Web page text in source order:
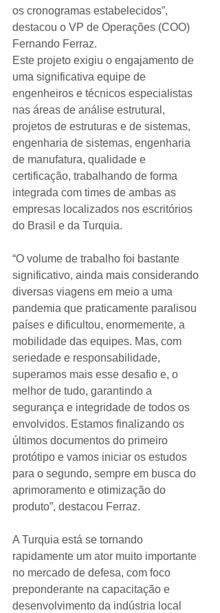
os cronogramas estabelecidos”,
destacou o VP de Operações (COO)
Fernando Ferraz.
Este projeto exigiu o engajamento de
uma significativa equipe de
engenheiros e técnicos especialistas
nas áreas de análise estrutural,
projetos de estruturas e de sistemas,
engenharia de sistemas, engenharia
de manufatura, qualidade e
certificação, trabalhando de forma
integrada com times de ambas as
empresas localizados nos escritórios
do Brasil e da Turquia.
“O volume de trabalho foi bastante
significativo, ainda mais considerando
diversas viagens em meio a uma
pandemia que praticamente paralisou
países e dificultou, enormemente, a
mobilidade das equipes. Mas, com
seriedade e responsabilidade,
superamos mais esse desafio e, o
melhor de tudo, garantindo a
segurança e integridade de todos os
envolvidos. Estamos finalizando os
últimos documentos do primeiro
protótipo e vamos iniciar os estudos
para o segundo, sempre em busca do
aprimoramento e otimização do
produto”, destacou Ferraz.
A Turquia está se tornando
rapidamente um ator muito importante
no mercado de defesa, com foco
preponderante na capacitação e
desenvolvimento da indústria local